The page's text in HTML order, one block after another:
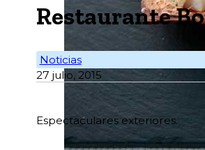
Restaurante
Noticias
27 julio, 2015
Espectaculares exteriores.